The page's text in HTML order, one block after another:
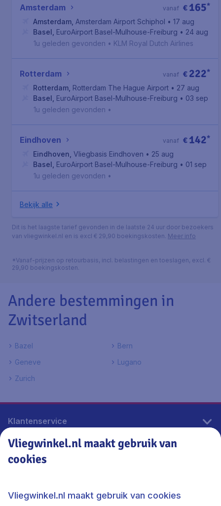
Amsterdam € 165*
vanaf
Amsterdam Amsterdam Airport Schiphol • 17 aug
Basel EuroAirport Basel-Mulhouse-Freiburg • 24 aug
1u geleden gevonden • KLM Royal Dutch Airlines
Rotterdam € 222*
vanaf
Rotterdam Rotterdam The Hague Airport • 27 aug
Basel EuroAirport Basel-Mulhouse-Freiburg • 03 sep
1u geleden gevonden •
Eindhoven € 142*
vanaf
Eindhoven Vliegbasis Eindhoven • 25 aug
Basel EuroAirport Basel-Mulhouse-Freiburg • 01 sep
1u geleden gevonden •
Bekijk alle
Dit is het laagste tarief gevonden in de laatste 24 uur door bezoekers
van vliegwinkel.nl en is excl € 29,90 boekingskosten. Meer info
*Vanaf-prijzen op retourbasis, incl. belastingen en toeslagen, excl. €
29,90 boekingskosten.
Andere bestemmingen in
Zwitserland
Bazel
Bern
Geneve
Lugano
Zurich
Klantenservice
Vliegwinkel.nl
Thema's
Vliegwinkel.nl maakt gebruik van
cookies
Vliegwinkel.nl maakt gebruik van cookies